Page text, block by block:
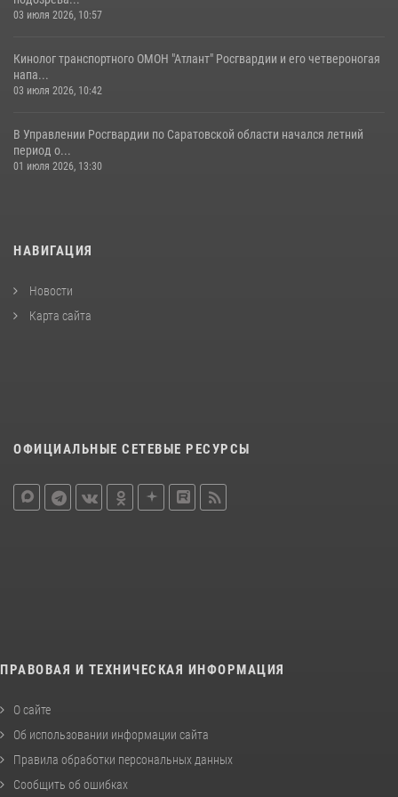
03 июля 2026, 10:57
Кинолог транспортного ОМОН "Атлант" Росгвардии и его четвероногая
напа...
03 июля 2026, 10:42
В Управлении Росгвардии по Саратовской области начался летний
период о...
01 июля 2026, 13:30
НАВИГАЦИЯ
Новости
Карта сайта
ОФИЦИАЛЬНЫЕ СЕТЕВЫЕ РЕСУРСЫ
ПРАВОВАЯ И ТЕХНИЧЕСКАЯ ИНФОРМАЦИЯ
О сайте
Об использовании информации сайта
Правила обработки персональных данных
Сообщить об ошибках